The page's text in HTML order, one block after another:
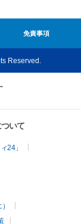
免責事項
Reserved.
いて
24」